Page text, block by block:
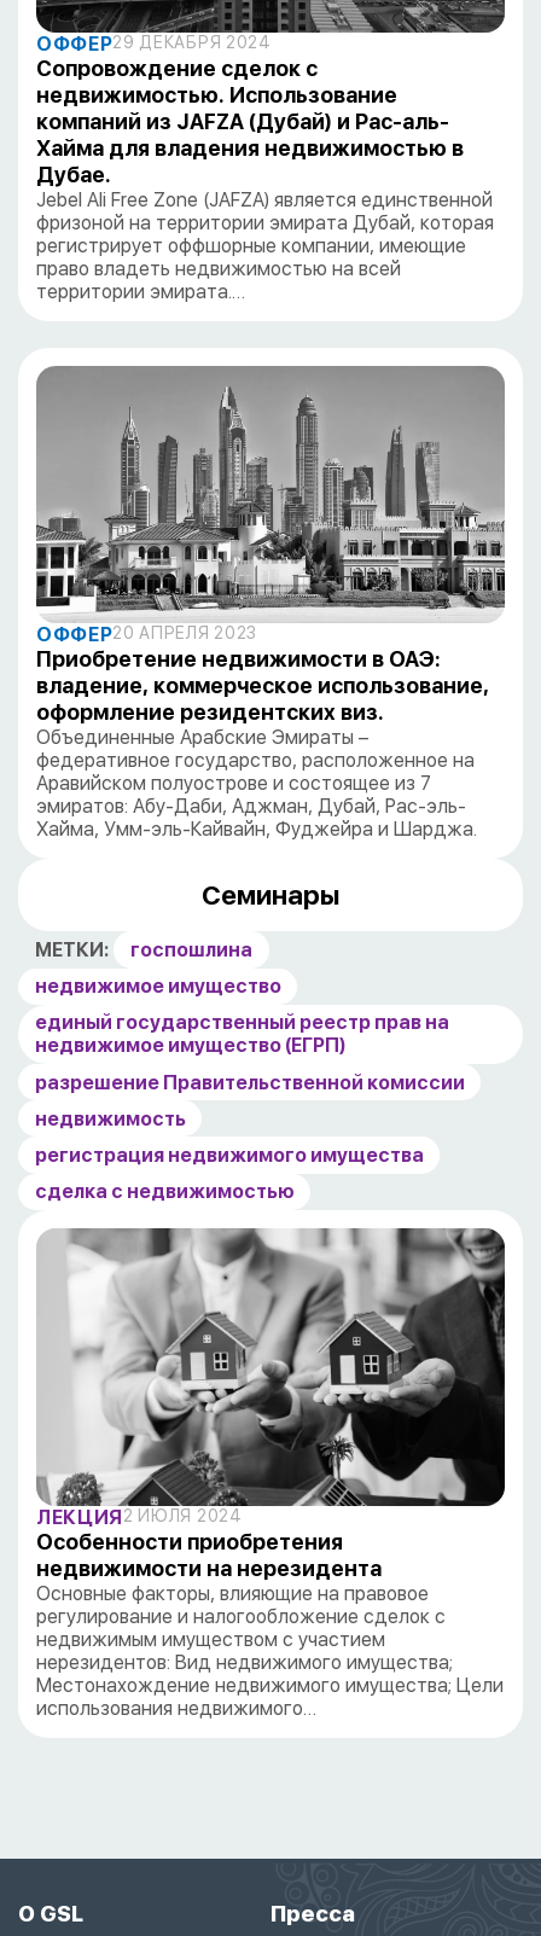
ОФФЕР29 ДЕКАБРЯ 2024
Сопровождение сделок с
недвижимостью. Использование
компаний из JAFZA (Дубай) и Рас-аль-
Хайма для владения недвижимостью в
Дубае.
Jebel Ali Free Zone (JAFZA) является единственной
фризоной на территории эмирата Дубай, которая
регистрирует оффшорные компании, имеющие
право владеть недвижимостью на всей
территории эмирата.…
ОФФЕР20 АПРЕЛЯ 2023
Приобретение недвижимости в ОАЭ:
владение, коммерческое использование,
оформление резидентских виз.
Объединенные Арабские Эмираты –
федеративное государство, расположенное на
Аравийском полуострове и состоящее из 7
эмиратов: Абу-Даби, Аджман, Дубай, Рас-эль-
Хайма, Умм-эль-Кайвайн, Фуджейра и Шарджа.
Семинары
МЕТКИ:
госпошлина
недвижимое имущество
единый государственный реестр прав на
недвижимое имущество (ЕГРП)
разрешение Правительственной комиссии
недвижимость
регистрация недвижимого имущества
сделка с недвижимостью
ЛЕКЦИЯ 2 ИЮЛЯ 2024
Особенности приобретения
недвижимости на нерезидента
Основные факторы, влияющие на правовое
регулирование и налогообложение сделок с
недвижимым имуществом с участием
нерезидентов: Вид недвижимого имущества;
Местонахождение недвижимого имущества; Цели
использования недвижимого…
О GSL Пресса